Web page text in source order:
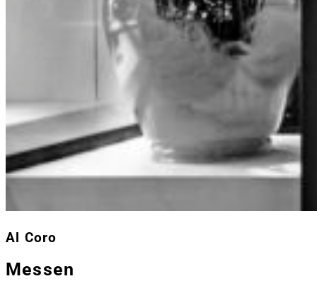
Al Coro
Messen